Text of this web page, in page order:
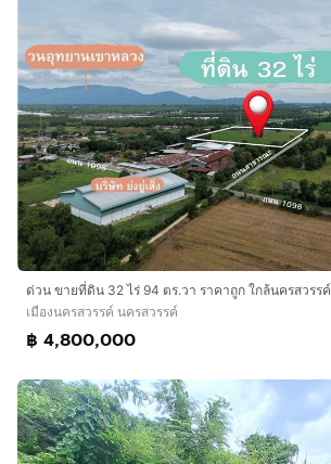
ด่วน ขายที่ดิน 32 ไร่ 94 ตร.วา ราคาถูก ใกล้นครสวรรค์
เมืองนครสวรรค์ นครสวรรค์
฿ 4,800,000